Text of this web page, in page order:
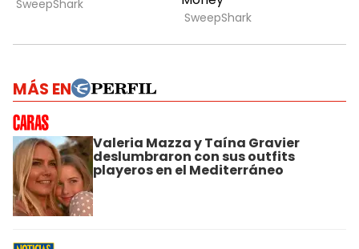
MÁS EN
Valeria Mazza y Taína Gravier
deslumbraron con sus outfits
playeros en el Mediterráneo